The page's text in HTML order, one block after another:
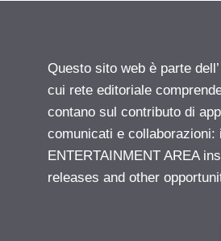
Questo sito web è parte
cui rete editoriale
contano sul contributo di
comunicati e collaborazioni:
ENTERTAINMENT AREA
releases and other